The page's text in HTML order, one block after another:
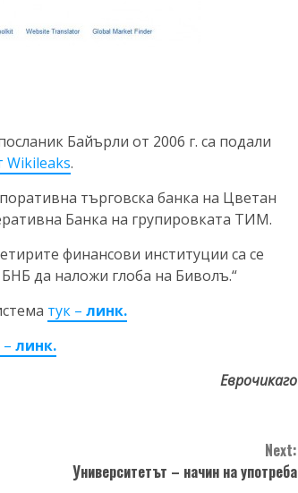
Байърли от 2006 г. са подали
Wikileaks.
търговска банка на Цветан
Банка на групировката ТИМ.
финансови институции са се
да наложи глоба на Биволъ.“
тук – линк.
линк.
Еврочикаго
Next:
Университетът – начин на употреба